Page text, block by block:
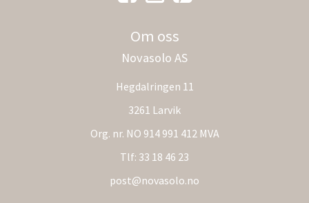
Om oss
Novasolo AS
Hegdalringen 11
3261 Larvik
Org. nr. NO 914 991 412 MVA
Tlf: 33 18 46 23
post@novasolo.no